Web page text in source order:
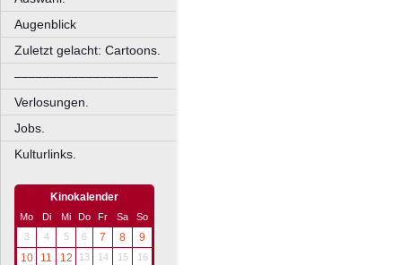
Augenblick
Zuletzt gelacht: Cartoons.
––––––––––––––––––––
Verlosungen.
Jobs.
Kulturlinks.
Kinokalender
Mo Di Mi Do Fr Sa
So
3
4 5 6 7 8
9
10
11 12 13 14 15 16